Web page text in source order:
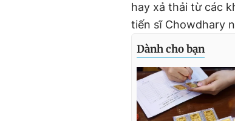
hay xả thải từ các
tiến sĩ Chowdhary